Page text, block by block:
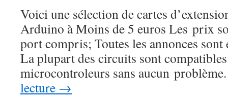
Voici une sélection de cartes
Arduino à Moins de 5 euros Les prix
port compris; Toutes les annonces
La plupart des circuits sont compatibles
microcontroleurs sans aucun
lecture →